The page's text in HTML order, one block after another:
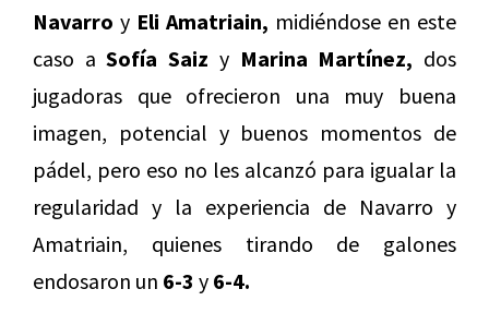
Navarro y Eli Amatriain, midiéndose en este
caso aSofía Saiz y Marina Martínez, dos
jugadoras que ofrecieron una muy buena
imagen, potencial y buenos momentos de
pádel, pero eso no les alcanzó para igualar la
regularidad y la experiencia de Navarro y
Amatriain, quienes tirando de galones
endosaron un 6-3 y 6-4.